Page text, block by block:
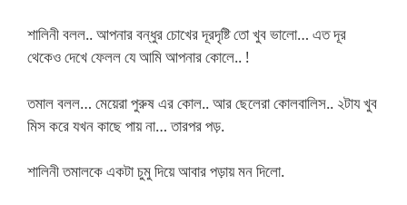
শালিনী বলল.. আপনার বন্ধুর চোখের দূরদৃষ্টি তো খুব ভালো… এত দূর
থেকেও দেখে ফেলল যে আমি আপনার কোলে.. !
তমাল বলল… মেয়েরা পুরুষ এর কোল.. আর ছেলেরা কোলবালিস.. ২টায খুব
মিস করে যখন কাছে পায় না… তারপর পড়.
শালিনী তমালকে একটা চুমু দিয়ে আবার পড়ায় মন দিলো.